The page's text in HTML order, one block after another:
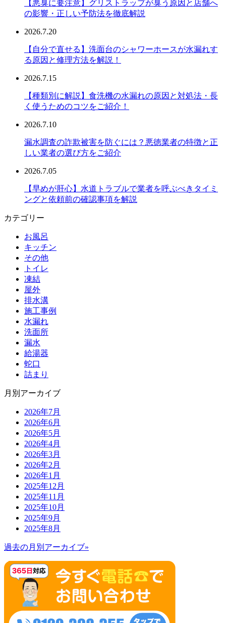
【悪臭に要注意】グリストラップが臭う原因と店舗へ
の影響・正しい予防法を徹底解説
2026.7.20
【自分で直せる】洗面台のシャワーホースが水漏れす
る原因と修理方法を解説！
2026.7.15
【種類別に解説】食洗機の水漏れの原因と対処法・長
く使うためのコツをご紹介！
2026.7.10
漏水調査の詐欺被害を防ぐには？悪徳業者の特徴と正
しい業者の選び方をご紹介
2026.7.05
【早めが肝心】水道トラブルで業者を呼ぶべきタイミ
ングと依頼前の確認事項を解説
カテゴリー
お風呂
キッチン
その他
トイレ
凍結
屋外
排水溝
施工事例
水漏れ
洗面所
漏水
給湯器
蛇口
詰まり
月別アーカイブ
2026年7月
2026年6月
2026年5月
2026年4月
2026年3月
2026年2月
2026年1月
2025年12月
2025年11月
2025年10月
2025年9月
2025年8月
過去の月別アーカイブ»